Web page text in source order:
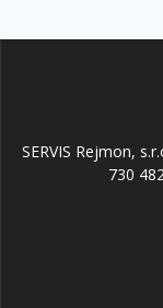
SERVIS Rejmon,
730